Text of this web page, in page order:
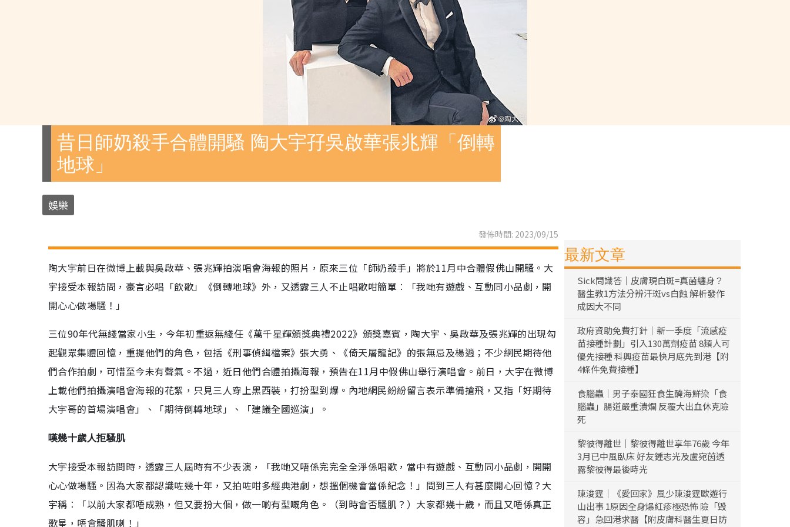
昔日師奶殺手合體開騷 陶大宇孖吳啟華張兆輝「倒轉
地球」
娛樂
發佈時間: 2023/09/15
陶大宇前日在微博上載與吳啟華、張兆輝拍演唱會海報的照片，原來三位「師奶殺手」將於11月中合體假佛山開騷。大
宇接受本報訪問，豪言必唱「飲歌」《倒轉地球》外，又透露三人不止唱歌咁簡單︰「我哋有遊戲、互動同小品劇，開
開心心做場騷！」
三位90年代無綫當家小生，今年初重返無綫任《萬千星輝頒獎典禮2022》頒獎嘉賓，陶大宇、吳啟華及張兆輝的出現勾
起觀眾集體回憶，重提他們的角色，包括《刑事偵緝檔案》張大勇、《倚天屠龍記》的張無忌及楊逍；不少網民期待他
們合作拍劇，可惜至今未有聲氣。不過，近日他們合體拍攝海報，預告在11月中假佛山舉行演唱會。前日，大宇在微博
上載他們拍攝演唱會海報的花絮，只見三人穿上黑西裝，打扮型到爆。內地網民紛紛留言表示準備搶飛，又指「好期待
大宇哥的首場演唱會」、「期待倒轉地球」、「建議全國巡演」。
嘆幾十歲人拒騷肌
大宇接受本報訪問時，透露三人屆時有不少表演，「我哋又唔係完完全全淨係唱歌，當中有遊戲、互動同小品劇，開開
心心做場騷。因為大家都認識咗幾十年，又拍咗咁多經典港劇，想搵個機會當係紀念！」問到三人有甚麼開心回憶？大
宇稱︰「以前大家都唔成熟，但又要扮大個，做一啲有型嘅角色。（到時會否騷肌？）大家都幾十歲，而且又唔係真正
歌星，唔會騷肌喇！」
最新文章
Sick問識答｜皮膚現白斑=真菌纏身？
醫生教1方法分辨汗斑vs白蝕 解析發作
成因大不同
政府資助免費打針｜新一季度「流感疫
苗接種計劃」引入130萬劑疫苗 8類人可
優先接種 科興疫苗最快月底先到港【附
4條件免費接種】
食腦蟲｜男子泰國狂食生醃海鮮染「食
腦蟲」腸道嚴重潰爛 反覆大出血休克險
死
黎彼得離世｜黎彼得離世享年76歲 今年
3月已中風臥床 好友鍾志光及盧宛茵透
露黎彼得最後時光
陳浚霆｜《愛回家》風少陳浚霆歐遊行
山出事 1原因全身爆紅疹極恐怖 險「毀
容」急回港求醫【附皮膚科醫生夏日防